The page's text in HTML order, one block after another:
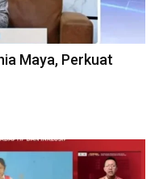
Maya, Perkuat